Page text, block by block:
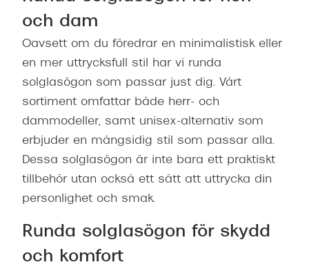
och dam
Oavsett om du föredrar en minimalistisk eller
en mer uttrycksfull stil har vi runda
solglasögon som passar just dig. Vårt
sortiment omfattar både herr- och
dammodeller, samt unisex-alternativ som
erbjuder en mångsidig stil som passar alla.
Dessa solglasögon är inte bara ett praktiskt
tillbehör utan också ett sätt att uttrycka din
personlighet och smak.
Runda solglasögon för skydd
och komfort